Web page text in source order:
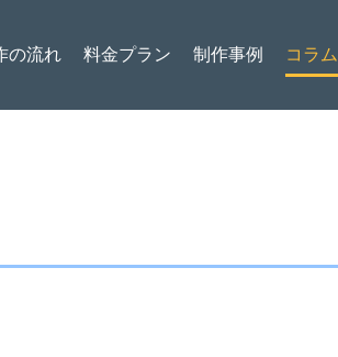
の流れ 料金プラン 制作事例 コラム